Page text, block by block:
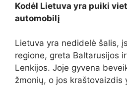
Kodėl Lietuva yra puiki
automobilį
Lietuva yra nedidelė šalis,
regione, greta Baltarusijos
Lenkijos. Joje gyvena
žmonių, o jos kraštovaizdis